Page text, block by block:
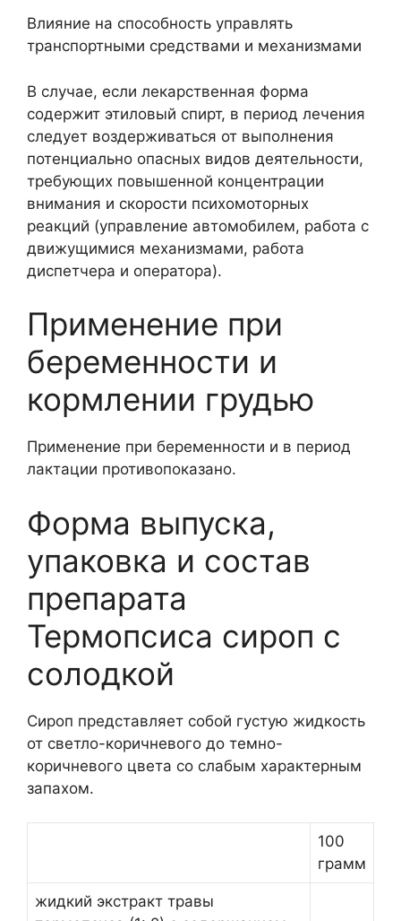
Влияние на способность управлять
транспортными средствами и механизмами
В случае, если лекарственная форма
содержит этиловый спирт, в период лечения
следует воздерживаться от выполнения
потенциально опасных видов деятельности,
требующих повышенной концентрации
внимания и скорости психомоторных
реакций (управление автомобилем, работа с
движущимися механизмами, работа
диспетчера и оператора).
Применение при
беременности и
кормлении грудью
Применение при беременности и в период
лактации противопоказано.
Форма выпуска,
упаковка и состав
препарата
Термопсиса сироп с
солодкой
Сироп представляет собой густую жидкость
от светло-коричневого до темно-
коричневого цвета со слабым характерным
запахом.
100
грамм
жидкий экстракт травы